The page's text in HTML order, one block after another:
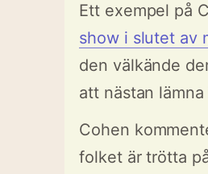
Ett exempel på
show i slutet av
den välkände
att nästan
Cohen
folket är trötta